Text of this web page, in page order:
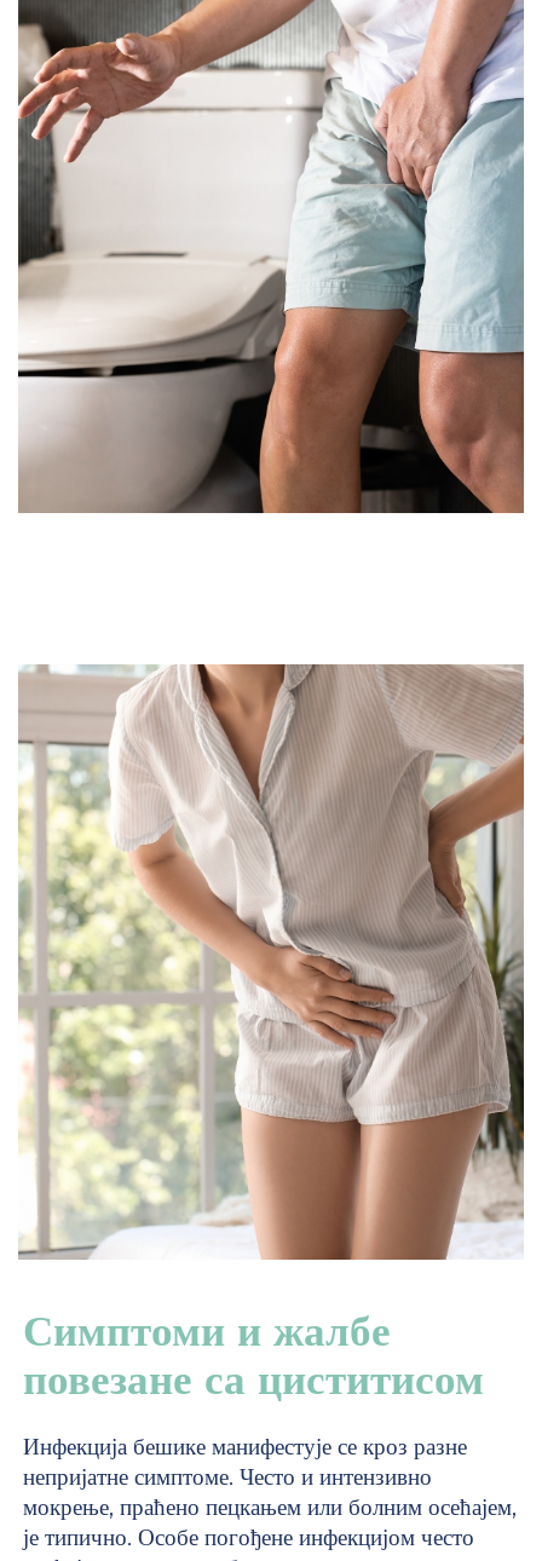
Симптоми и жалбе
повезане са циститисом
Инфекција бешике манифестује се кроз разне
непријатне симптоме. Често и интензивно
мокрење, праћено пецкањем или болним осећајем,
је типично. Особе погођене инфекцијом често